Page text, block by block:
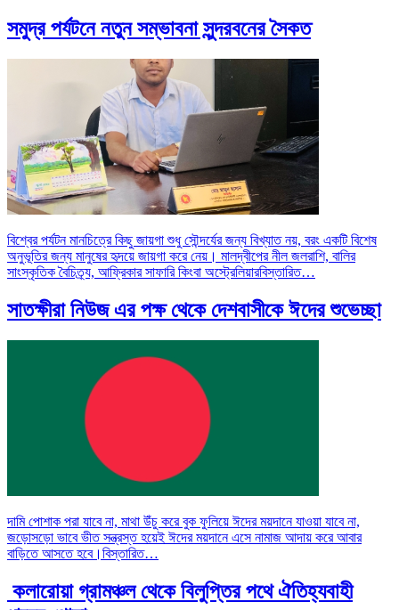
সমুদ্র পর্যটনে নতুন সম্ভাবনা সুন্দরবনের সৈকত
বিশ্বের পর্যটন মানচিত্রে কিছু জায়গা শুধু সৌন্দর্যের জন্য বিখ্যাত নয়, বরং একটি বিশেষ
অনুভূতির জন্য মানুষের হৃদয়ে জায়গা করে নেয়। মালদ্বীপের নীল জলরাশি, বালির
সাংস্কৃতিক বৈচিত্র্য, আফ্রিকার সাফারি কিংবা অস্ট্রেলিয়ারবিস্তারিত…
সাতক্ষীরা নিউজ এর পক্ষ থেকে দেশবাসীকে ঈদের শুভেচ্ছা
দামি পোশাক পরা যাবে না, মাথা উঁচু করে বুক ফুলিয়ে ঈদের ময়দানে যাওয়া যাবে না,
জড়োসড়ো ভাবে ভীত সন্ত্রস্ত হয়েই ঈদের ময়দানে এসে নামাজ আদায় করে আবার
বাড়িতে আসতে হবে। বিস্তারিত…
কলারোয়া গ্রামঞ্চল থেকে বিলুপ্তির পথে ঐতিহ্যবাহী